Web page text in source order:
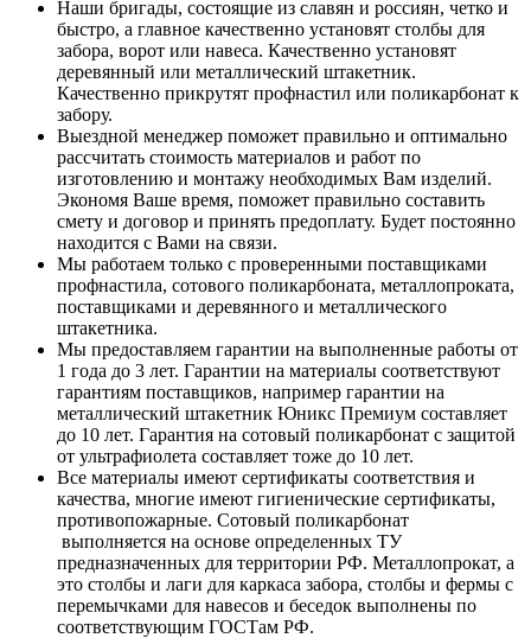
Наши бригады, состоящие из славян и россиян, четко и
быстро, а главное качественно установят столбы для
забора, ворот или навеса. Качественно установят
деревянный или металлический штакетник.
Качественно прикрутят профнастил или поликарбонат к
забору.
Выездной менеджер поможет правильно и оптимально
рассчитать стоимость материалов и работ по
изготовлению и монтажу необходимых Вам изделий.
Экономя Ваше время, поможет правильно составить
смету и договор и принять предоплату. Будет постоянно
находится с Вами на связи.
Мы работаем только с проверенными поставщиками
профнастила, сотового поликарбоната, металлопроката,
поставщиками и деревянного и металлического
штакетника.
Мы предоставляем гарантии на выполненные работы от
1 года до 3 лет. Гарантии на материалы соответствуют
гарантиям поставщиков, например гарантии на
металлический штакетник Юникс Премиум составляет
до 10 лет. Гарантия на сотовый поликарбонат с защитой
от ультрафиолета составляет тоже до 10 лет.
Все материалы имеют сертификаты соответствия и
качества, многие имеют гигиенические сертификаты,
противопожарные. Сотовый поликарбонат
выполняется на основе определенных ТУ
предназначенных для территории РФ. Металлопрокат, а
это столбы и лаги для каркаса забора, столбы и фермы с
перемычками для навесов и беседок выполнены по
соответствующим ГОСТам РФ.